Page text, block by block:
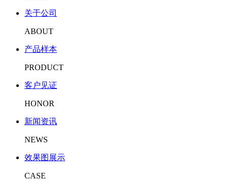
关于公司
ABOUT
产品样本
PRODUCT
客户见证
HONOR
新闻资讯
NEWS
效果图展示
CASE